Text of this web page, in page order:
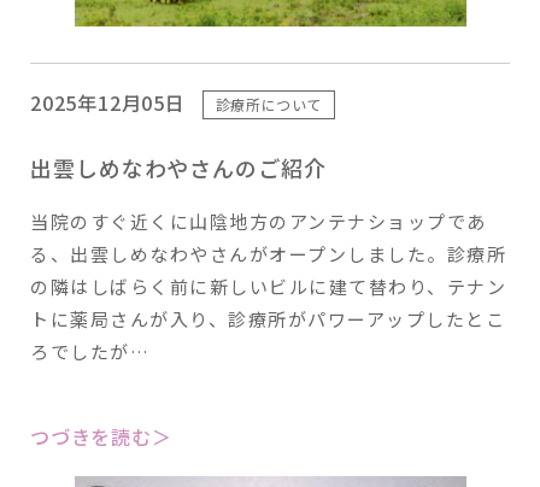
2025年12月05日 診療所について
出雲しめなわやさんのご紹介
当院のすぐ近くに山陰地方のアンテナショップであ
る、出雲しめなわやさんがオープンしました。診療所
の隣はしばらく前に新しいビルに建て替わり、テナン
トに薬局さんが入り、診療所がパワーアップしたとこ
ろでしたが…
つづきを読む＞